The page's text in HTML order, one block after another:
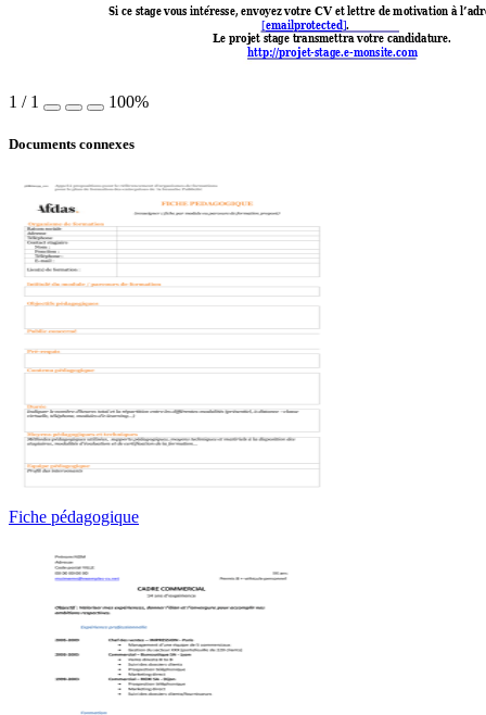
Si ce stage vous intéresse, envoyez votre CV et lettre de motivation à
[email protected].
Le projet stage transmettra votre candidature.
http://projet-stage.e-monsite.com
1 / 1 100%
Documents connexes
Fiche pédagogique